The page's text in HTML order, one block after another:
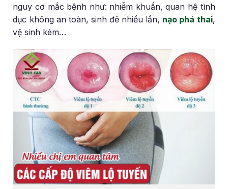
nguy cơ mắc bệnh như: nhiễm khuẩn, quan hệ tình
dục không an toàn, sinh đẻ nhiều lần, nạo phá thai,
vệ sinh kém…